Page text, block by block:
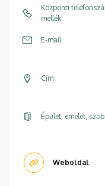
Központi
mellék
E-mail
Cím
Épület, emelet,
Weboldal